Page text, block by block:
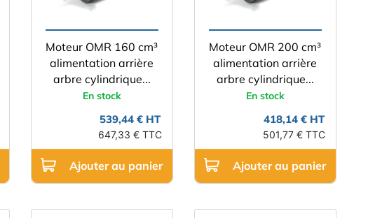
Moteur OMR 160 cm³
alimentation arrière
arbre cylindrique...
En stock
539,44 € HT
647,33 € TTC
Ajouter au panier
Moteur OMR 200 cm³
alimentation arrière
arbre cylindrique...
En stock
418,14 € HT
501,77 € TTC
Ajouter au panier